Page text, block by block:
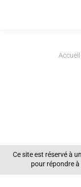
Accueil
Ce site est réservé à
pour répondre